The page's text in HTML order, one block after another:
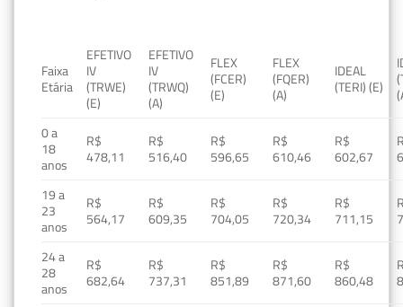
Faixa
Etária
EFETIVO
IV
(TRWE)
(E)
EFETIVO
IV
(TRWQ)
(A)
FLEX
(FCER)
(E)
FLEX
(FQER)
(A)
IDEAL
(TERI) (E)
0 a
18
anos
R$
478,11
R$
516,40
R$
596,65
R$
610,46
R$
602,67
19 a
23
anos
R$
564,17
R$
609,35
R$
704,05
R$
720,34
R$
711,15
24 a
28
anos
R$
682,64
R$
737,31
R$
851,89
R$
871,60
R$
860,48